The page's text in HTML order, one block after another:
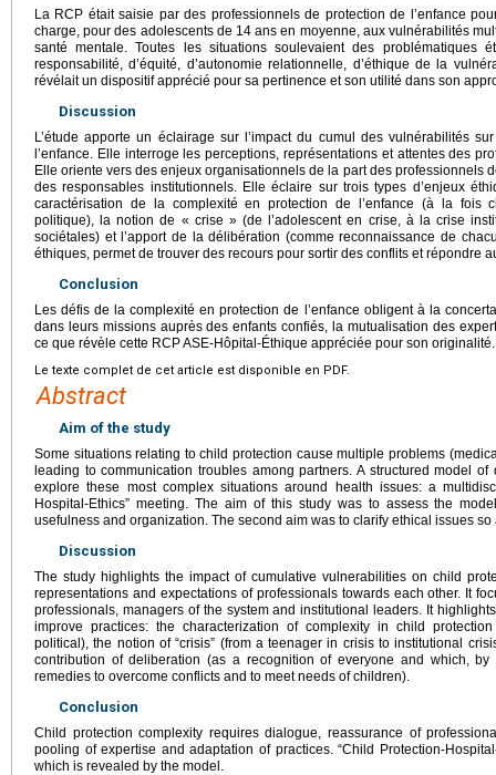
La RCP était saisie par des professionnels de protection de l’enfance
charge, pour des adolescents de 14 ans en moyenne, aux vulnérabilités
santé mentale. Toutes les situations soulevaient des problématiques
responsabilité, d’équité, d’autonomie relationnelle, d’éthique de la
révélait un dispositif apprécié pour sa pertinence et son utilité dans son
Discussion
L’étude apporte un éclairage sur l’impact du cumul des vulnérabilités
l’enfance. Elle interroge les perceptions, représentations et attentes des
Elle oriente vers des enjeux organisationnels de la part des professionnels
des responsables institutionnels. Elle éclaire sur trois types d’enjeux
caractérisation de la complexité en protection de l’enfance (à la fois
politique), la notion de « crise » (de l’adolescent en crise, à la crise
sociétales) et l’apport de la délibération (comme reconnaissance de
éthiques, permet de trouver des recours pour sortir des conflits et répondre
Conclusion
Les défis de la complexité en protection de l’enfance obligent à la
dans leurs missions auprès des enfants confiés, la mutualisation des
ce que révèle cette RCP ASE-Hôpital-Éthique appréciée pour son originalité.
Le texte complet de cet article est disponible en PDF.
Abstract
Aim of the study
Some situations relating to child protection cause multiple problems
leading to communication troubles among partners. A structured model
explore these most complex situations around health issues: a
Hospital-Ethics” meeting. The aim of this study was to assess the
usefulness and organization. The second aim was to clarify ethical issues
Discussion
The study highlights the impact of cumulative vulnerabilities on child
representations and expectations of professionals towards each other. It
professionals, managers of the system and institutional leaders. It
improve practices: the characterization of complexity in child
political), the notion of “crisis” (from a teenager in crisis to institutional
contribution of deliberation (as a recognition of everyone and which,
remedies to overcome conflicts and to meet needs of children).
Conclusion
Child protection complexity requires dialogue, reassurance of
pooling of expertise and adaptation of practices. “Child Protection-
which is revealed by the model.